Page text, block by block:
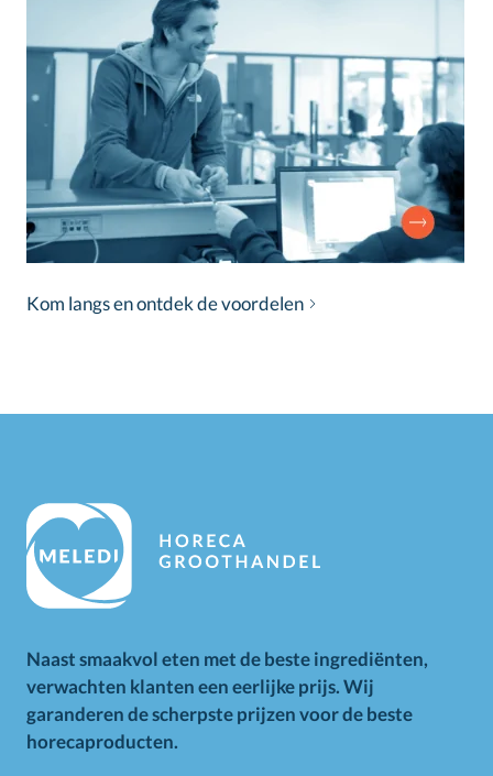
Kom langs en ontdek de voordelen
Naast smaakvol eten met de beste ingrediënten,
verwachten klanten een eerlijke prijs. Wij
garanderen de scherpste prijzen voor de beste
horecaproducten.